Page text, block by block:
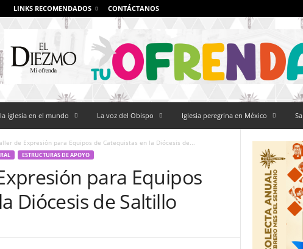
LINKS RECOMENDADOS CONTÁCTANOS
iglesia en el mundo La voz del Obispo Iglesia peregrina en México
de Expresión para Equipos de Catequistas en la Diócesis de...
ESTRUCTURAS DE APOYO
para Equipos
Diócesis de Saltillo